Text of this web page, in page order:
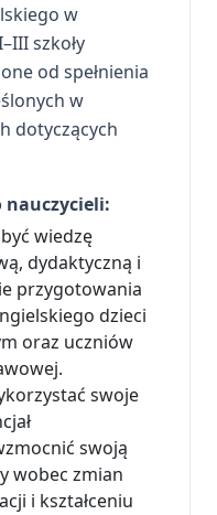
w
szkoły
od spełnienia
w
dotyczących
nauczycieli:
wiedzę
dydaktyczną i
przygotowania
dzieci
oraz uczniów
swoje
swoją
wobec zmian
i kształceniu